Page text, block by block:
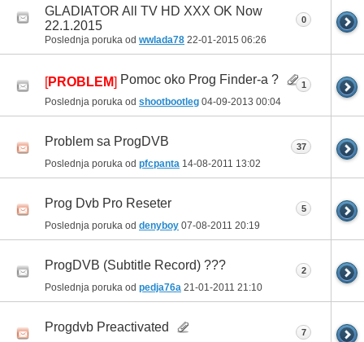
GLADIATOR All TV HD XXX OK Now
22.1.2015
Poslednja poruka od wwlada78 22-01-2015 06:26
0
[PROBLEM] Pomoc oko Prog Finder-a ?
Poslednja poruka od shootbootleg 04-09-2013 00:04
1
Problem sa ProgDVB
Poslednja poruka od pfcpanta 14-08-2011 13:02
37
Prog Dvb Pro Reseter
Poslednja poruka od denyboy 07-08-2011 20:19
5
ProgDVB (Subtitle Record) ???
Poslednja poruka od pedja76a 21-01-2011 21:10
2
Progdvb Preactivated 7